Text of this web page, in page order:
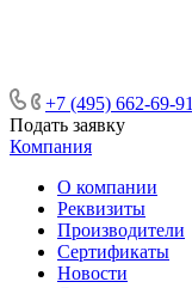
+7 (495) 662-69-91
Подать заявку
Компания
О компании
Реквизиты
Производители
Сертификаты
Новости